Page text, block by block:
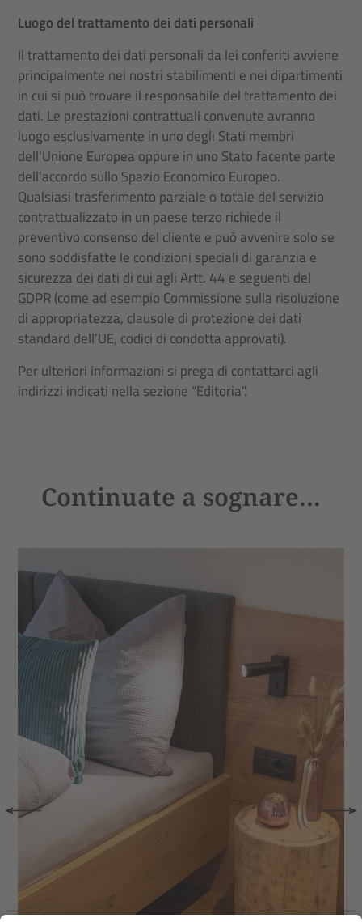
Luogo del trattamento dei dati personali
Il trattamento dei dati personali da lei conferiti avviene
principalmente nei nostri stabilimenti e nei dipartimenti
in cui si può trovare il responsabile del trattamento dei
dati. Le prestazioni contrattuali convenute avranno
luogo esclusivamente in uno degli Stati membri
dell’Unione Europea oppure in uno Stato facente parte
dell’accordo sullo Spazio Economico Europeo.
Qualsiasi trasferimento parziale o totale del servizio
contrattualizzato in un paese terzo richiede il
preventivo consenso del cliente e può avvenire solo se
sono soddisfatte le condizioni speciali di garanzia e
sicurezza dei dati di cui agli Artt. 44 e seguenti del
GDPR (come ad esempio Commissione sulla risoluzione
di appropriatezza, clausole di protezione dei dati
standard dell’UE, codici di condotta approvati).
Per ulteriori informazioni si prega di contattarci agli
indirizzi indicati nella sezione “Editoria”.
Continuate a sognare…